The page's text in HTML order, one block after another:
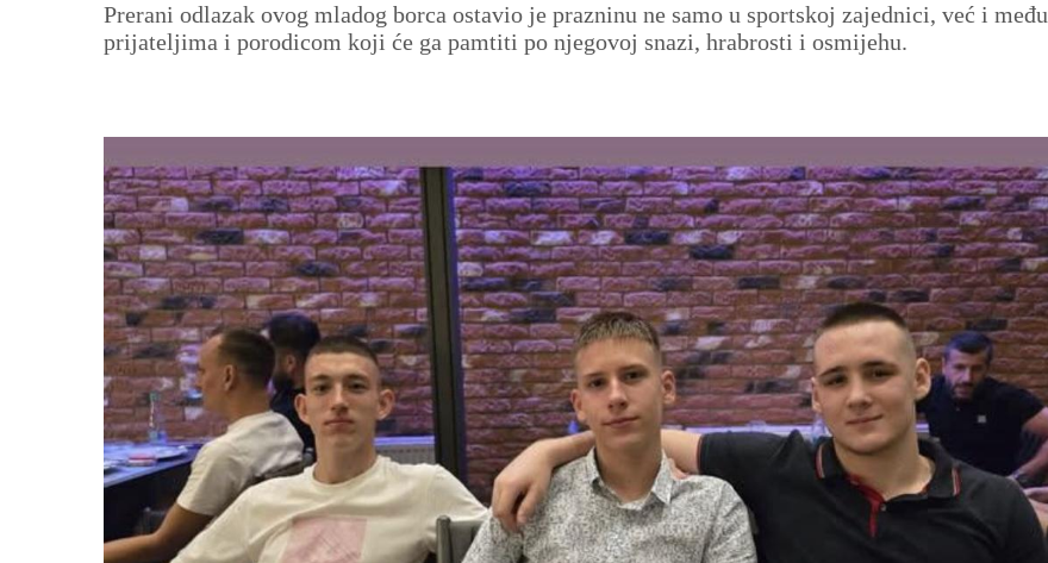
Prerani odlazak ovog mladog borca ostavio je prazninu ne samo u sportskoj zajednici, već i među
prijateljima i porodicom koji će ga pamtiti po njegovoj snazi, hrabrosti i osmijehu.